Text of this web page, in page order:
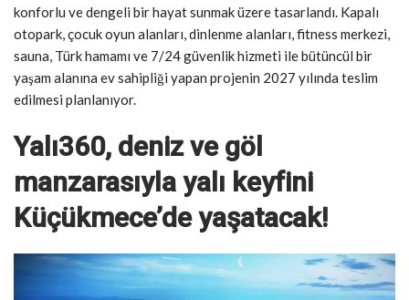
konforlu ve dengeli bir hayat sunmak üzere tasarlandı. Kapalı
otopark, çocuk oyun alanları, dinlenme alanları, fitness merkezi,
sauna, Türk hamamı ve 7/24 güvenlik hizmeti ile bütüncül bir
yaşam alanına ev sahipliği yapan projenin 2027 yılında teslim
edilmesi planlanıyor.
Yalı360, deniz ve göl
manzarasıyla yalı keyfini
Küçükmece’de yaşatacak!